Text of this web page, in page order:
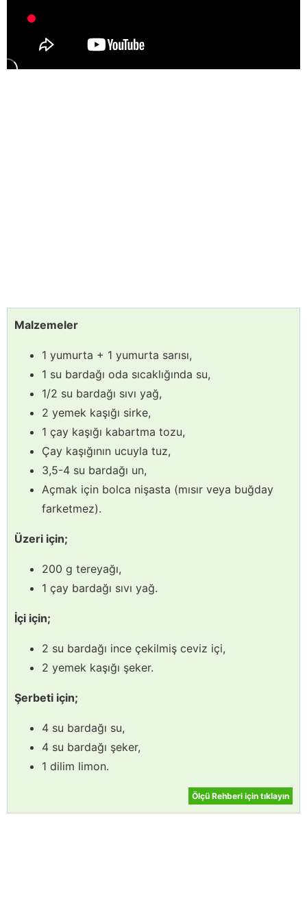
Malzemeler
1 yumurta + 1 yumurta sarısı,
1 su bardağı oda sıcaklığında su,
1/2 su bardağı sıvı yağ,
2 yemek kaşığı sirke,
1 çay kaşığı kabartma tozu,
Çay kaşığının ucuyla tuz,
3,5-4 su bardağı un,
Açmak için bolca nişasta (mısır veya buğday
farketmez).
Üzeri için;
200 g tereyağı,
1 çay bardağı sıvı yağ.
İçi için;
2 su bardağı ince çekilmiş ceviz içi,
2 yemek kaşığı şeker.
Şerbeti için;
4 su bardağı su,
4 su bardağı şeker,
1 dilim limon.
Ölçü Rehberi için tıklayın